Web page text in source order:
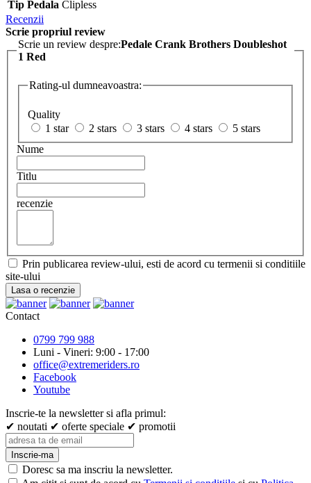
Tip Pedala Clipless
Recenzii
Scrie propriul review
Scrie un review despre:Pedale Crank Brothers Doubleshot
1 Red
Rating-ul dumneavoastra:
Quality
1 star
2 stars 3 stars 4 stars
5 stars
Nume
Titlu
recenzie
Prin publicarea review-ului, esti de acord cu termenii si conditiile
site-ului
Lasa o recenzie
Contact
0799 799 988
Luni - Vineri: 9:00 - 17:00
office@extremeriders.ro
Facebook
Youtube
Inscrie-te la newsletter si afla primul:
✔ noutati ✔ oferte speciale ✔ promotii
Inscrie-ma
Doresc sa ma inscriu la newsletter.